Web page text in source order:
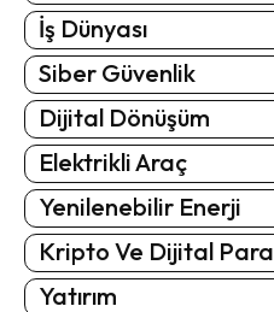
İş Dünyası
Siber Güvenlik
Dijital Dönüşüm
Elektrikli Araç
Yenilenebilir Enerji
Kripto Ve Dijital Para
Yatırım